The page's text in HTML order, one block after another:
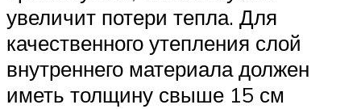
увеличит потери тепла. Для
качественного утепления слой
внутреннего материала должен
иметь толщину свыше 15 см